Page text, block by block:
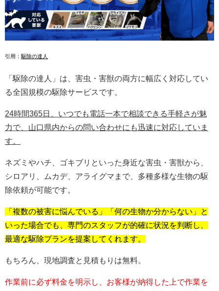
引用： 駆除の達人
「駆除の達人」は、害虫・害獣の両方に幅広く対応してい
る全国規模の駆除サービスです。
24時間365日、いつでも電話一本で相談できる手軽さが魅
力で、山口県内からの問い合わせにも迅速に対応していま
す。
ネズミやハチ、ゴキブリといった身近な害虫・害獣から、
シロアリ、ムカデ、アライグマまで、多種多様な生物の駆
除依頼が可能です。
「複数の被害に悩んでいる」「何の生物か分からない」と
いった場合でも、専門のスタッフが的確に状況を判断し、
最適な駆除プランを提案してくれます。
もちろん、現地調査と見積もりは無料。
作業前に必ず料金を明示し、お客様が納得した上で作業を